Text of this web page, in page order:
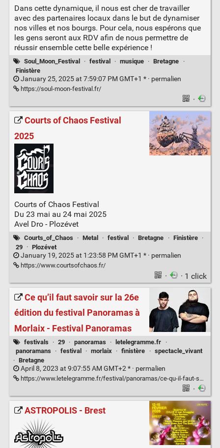
Dans cette dynamique, il nous est cher de travailler
avec des partenaires locaux dans le but de dynamiser
nos villes et nos bourgs. Pour cela, nous espérons que
les gens seront aux RDV afin de nous permettre de
réussir ensemble cette belle expérience !
Soul_Moon_Festival · festival · musique · Bretagne
·
Finistère
January 25, 2025 at 7:59:07 PM GMT+1 * · permalien
https://soul-moon-festival.fr/
·
Courts of Chaos Festival
2025
Courts of Chaos Festival
Du 23 mai au 24 mai 2025
Avel Dro - Plozévet
Courts_of_Chaos · Metal · festival · Bretagne · Finistère
·
29
· Plozévet
January 19, 2025 at 1:23:58 PM GMT+1 * · permalien
https://www.courtsofchaos.fr/
· · 1 click
Ce qu’il faut savoir sur la 26e
édition du festival Panoramas à
Morlaix - Festival Panoramas
festivals · 29 · panoramas · letelegramme.fr
·
panoramans
· festival · morlaix · finistère · spectacle_vivant
· Bretagne
April 8, 2023 at 9:07:55 AM GMT+2 * · permalien
https://www.letelegramme.fr/festival/panoramas/ce-qu-il-faut-savoir-sur-la-26e-edition-du-festival-panoramas-a-morlaix-07-04-2023-13313822.php
·
ASTROPOLIS - Brest